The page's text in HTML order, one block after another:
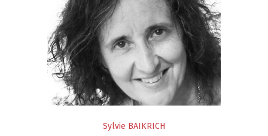
Sylvie BAIKRICH